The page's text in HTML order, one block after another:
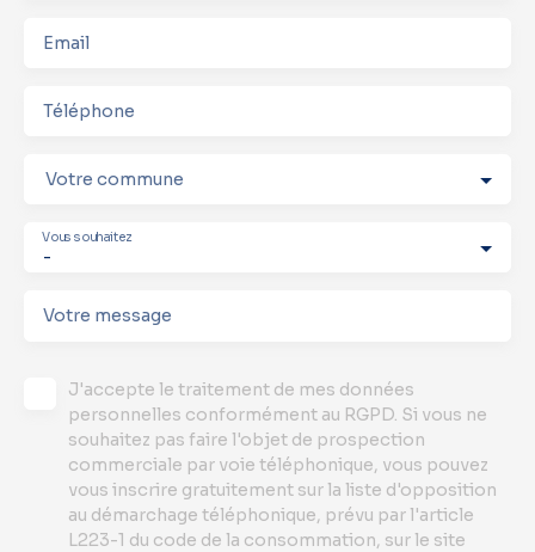
Email
Téléphone
Votre commune
-
Vous souhaitez
Votre message
J'accepte le traitement de mes données
personnelles conformément au RGPD. Si vous ne
souhaitez pas faire l'objet de prospection
commerciale par voie téléphonique, vous pouvez
vous inscrire gratuitement sur la liste d'opposition
au démarchage téléphonique, prévu par l'article
L223-1 du code de la consommation, sur le site